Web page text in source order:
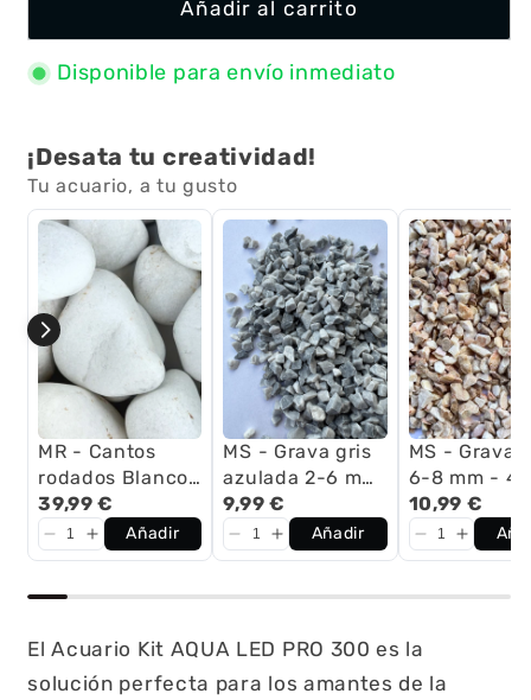
Añadir al carrito
Disponible para envío inmediato
¡Desata tu creatividad!
Tu acuario, a tu gusto
MR - Cantos
rodados Blanco
- 10 kg - PQ
39,99 €
Añadir
MS - Grava gris
azulada 2-6 mm
- 4 kg
9,99 €
Añadir
MS - Grava
6-8 mm - 4
10,99 €
El Acuario Kit AQUA LED PRO 300 es la
solución perfecta para los amantes de la